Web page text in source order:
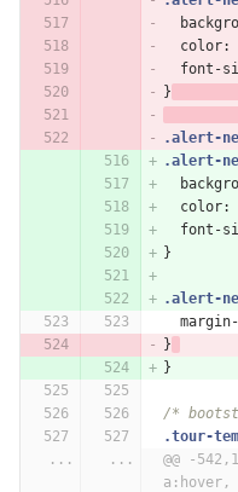
color:
font-
}
.alert-
.alert-
color:
font-
}
.alert-
}
}
/*
.tour-
...
...
@@ -